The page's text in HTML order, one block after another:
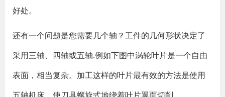
好处。
还有一个问题是您需要几个轴？工件的几何形状决定了
采用三轴、四轴或五轴.例如下图中涡轮叶片是一个自由
表面，相当复杂。加工这样的叶片最有效的方法是使用